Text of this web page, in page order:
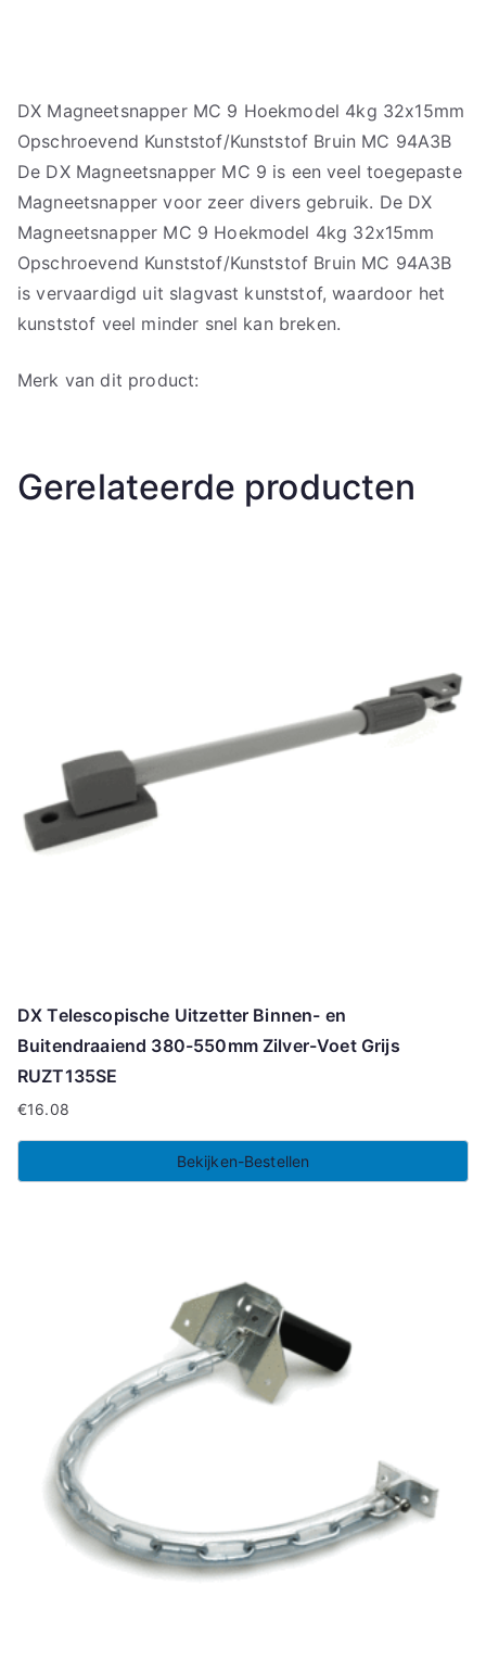
DX Magneetsnapper MC 9 Hoekmodel 4kg 32x15mm
Opschroevend Kunststof/Kunststof Bruin MC 94A3B
De DX Magneetsnapper MC 9 is een veel toegepaste
Magneetsnapper voor zeer divers gebruik. De DX
Magneetsnapper MC 9 Hoekmodel 4kg 32x15mm
Opschroevend Kunststof/Kunststof Bruin MC 94A3B
is vervaardigd uit slagvast kunststof, waardoor het
kunststof veel minder snel kan breken.
Merk van dit product:
Gerelateerde producten
DX Telescopische Uitzetter Binnen- en
Buitendraaiend 380-550mm Zilver-Voet Grijs
RUZT135SE
€16.08
Bekijken-Bestellen